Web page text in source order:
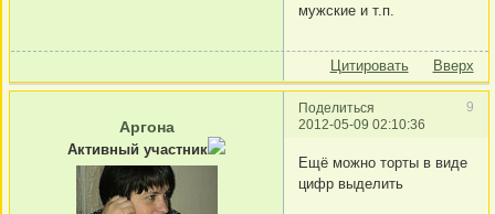
мужские и т.п.
Цитировать Вверх
Поделиться
9
2012-05-09 02:10:36
Аргона
Активный участник
Ещё можно торты в виде
цифр выделить